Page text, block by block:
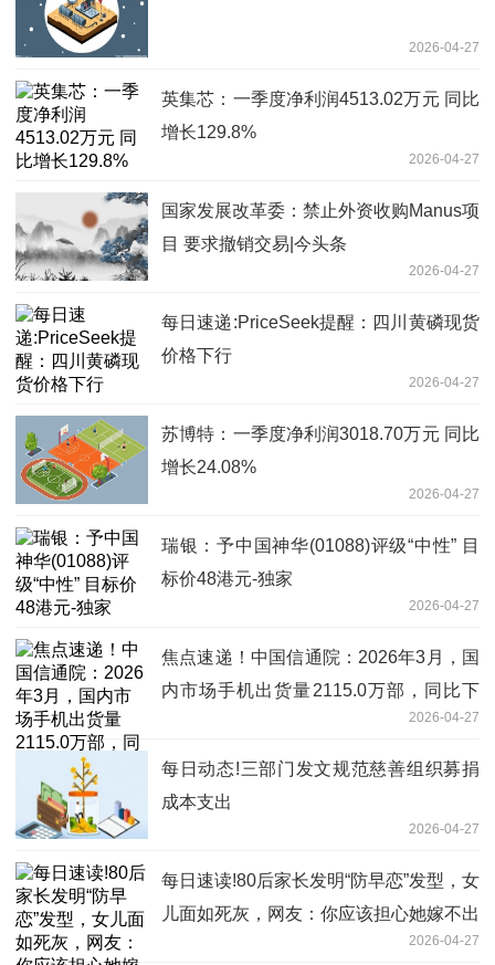
2026-04-27
英集芯：一季度净利润4513.02万元 同比
增长129.8%
2026-04-27
国家发展改革委：禁止外资收购Manus项
目 要求撤销交易|今头条
2026-04-27
每日速递:PriceSeek提醒：四川黄磷现货
价格下行
2026-04-27
苏博特：一季度净利润3018.70万元 同比
增长24.08%
2026-04-27
瑞银：予中国神华(01088)评级“中性” 目
标价48港元-独家
2026-04-27
焦点速递！中国信通院：2026年3月，国
内市场手机出货量2115.0万部，同比下
2026-04-27
每日动态!三部门发文规范慈善组织募捐
成本支出
2026-04-27
每日速读!80后家长发明“防早恋”发型，女
儿面如死灰，网友：你应该担心她嫁不出
2026-04-27